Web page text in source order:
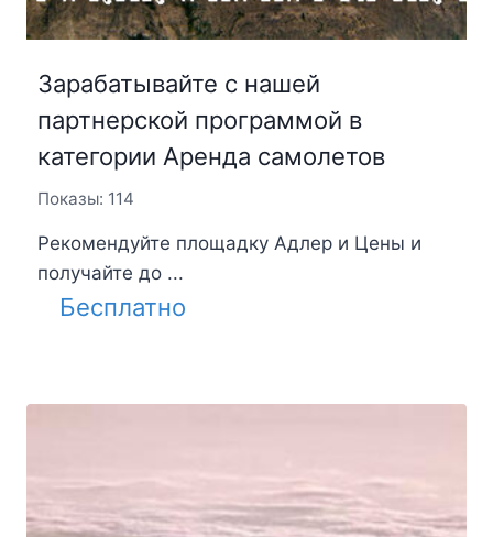
Зарабатывайте с нашей
партнерской программой в
категории Аренда самолетов
Показы: 114
Рекомендуйте площадку Адлер и Цены и
получайте до ...
Бесплатно